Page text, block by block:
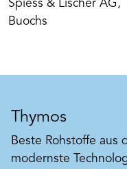
Grundlage für
Produkt merken
Spiess & Lischer AG,
Buochs
Thymos
Beste Rohstoffe aus
modernste